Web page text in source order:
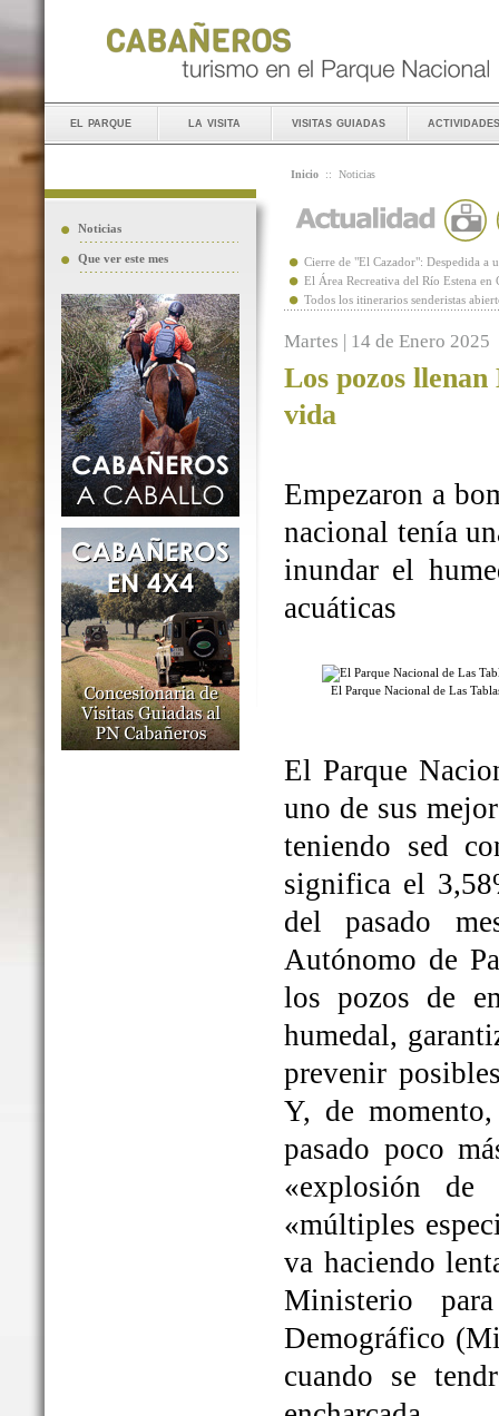
el parque la visita visitas guiadas actividades
Noticias
Que ver este mes
Inicio :: Noticias
Cierre de "El Cazador": Despedida a
El Área Recreativa del Río Estena
Todos los itinerarios senderistas
Martes | 14 de Enero 2025
Los pozos
vida
Empezaron a
nacional tenía
inundar el
acuáticas
El Parque Nacional de Las
El Parque
uno de sus
teniendo sed
significa el
del pasado
Autónomo de
los pozos de
humedal,
prevenir
Y, de
pasado poco
«explosión
«múltiples
va haciendo
Ministerio
Demográfico
cuando se